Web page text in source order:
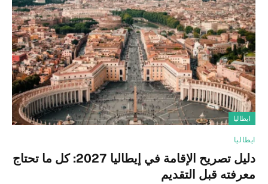
ايطاليا
ايطاليا
دليل تصريح الإقامة في إيطاليا 2027: كل ما تحتاج
معرفته قبل التقديم